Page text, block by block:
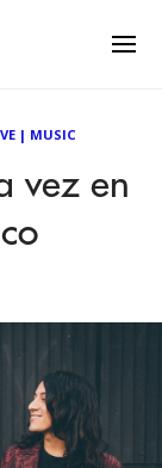
| MUSIC
vez en